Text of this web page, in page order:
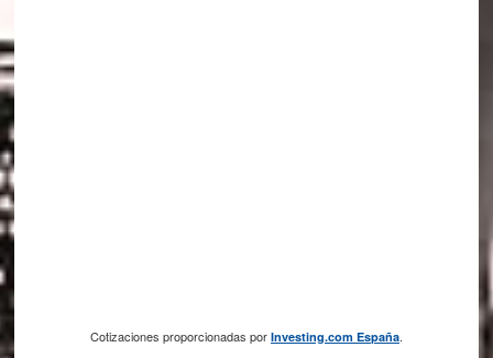
Cotizaciones proporcionadas por Investing.com España.